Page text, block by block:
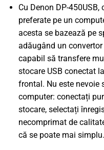
Cu Denon DP-
preferate pe un
acesta se bazează pe
adăugând un
capabil să transfere
stocare USB conectat
frontal. Nu este nevoie
computer: conectați
stocare, selectați
necomprimat de
că se poate mai simplu.